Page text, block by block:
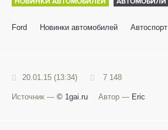
НОВИНКИ АВТОМОБИЛЕЙ АВТОМОБИЛИ
Ford Новинки автомобилей Автоспорт
20.01.15 (13:34) 7 148
Источник — © 1gai.ru Автор — Eric